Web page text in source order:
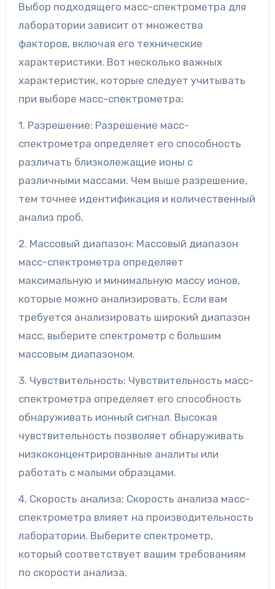
Выбор подходящего масс-спектрометра для
лаборатории зависит от множества
факторов, включая его технические
характеристики. Вот несколько важных
характеристик, которые следует учитывать
при выборе масс-спектрометра:
1. Разрешение: Разрешение масс-
спектрометра определяет его способность
различать близколежащие ионы с
различными массами. Чем выше разрешение,
тем точнее идентификация и количественный
анализ проб.
2. Массовый диапазон: Массовый диапазон
масс-спектрометра определяет
максимальную и минимальную массу ионов,
которые можно анализировать. Если вам
требуется анализировать широкий диапазон
масс, выберите спектрометр с большим
массовым диапазоном.
3. Чувствительность: Чувствительность масс-
спектрометра определяет его способность
обнаруживать ионный сигнал. Высокая
чувствительность позволяет обнаруживать
низкоконцентрированные аналиты или
работать с малыми образцами.
4. Скорость анализа: Скорость анализа масс-
спектрометра влияет на производительность
лаборатории. Выберите спектрометр,
который соответствует вашим требованиям
по скорости анализа.